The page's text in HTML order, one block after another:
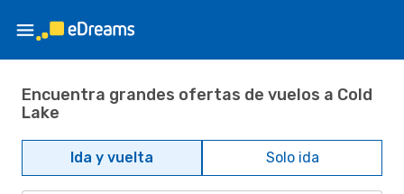
Encuentra grandes ofertas de vuelos a Cold
Lake
Ida y vuelta Solo ida